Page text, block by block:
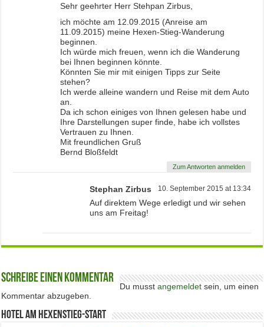
Sehr geehrter Herr Stehpan Zirbus,
ich möchte am 12.09.2015 (Anreise am
11.09.2015) meine Hexen-Stieg-Wanderung
beginnen.
Ich würde mich freuen, wenn ich die Wanderung
bei Ihnen beginnen könnte.
Könnten Sie mir mit einigen Tipps zur Seite
stehen?
Ich werde alleine wandern und Reise mit dem Auto
an.
Da ich schon einiges von Ihnen gelesen habe und
Ihre Darstellungen super finde, habe ich vollstes
Vertrauen zu Ihnen.
Mit freundlichen Gruß
Bernd Bloßfeldt
Zum Antworten anmelden
Stephan Zirbus 10. September 2015 at 13:34
Auf direktem Wege erledigt und wir sehen
uns am Freitag!
Schreibe einen Kommentar
Du musstangemeldet sein, um einen
Kommentar abzugeben.
Hotel am Hexenstieg-Start